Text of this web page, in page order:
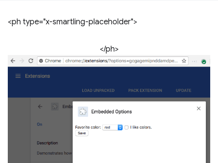
<ph type="x-smartling-placeholder">
</ph>